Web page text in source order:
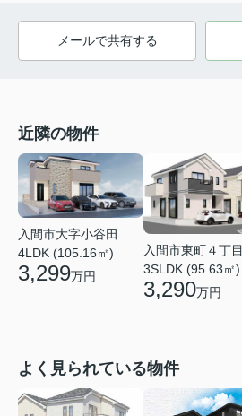
メールで共有する
近隣の物件
入間市大字小谷田
4LDK (105.16㎡)
3,299万円
入間市東町４丁目
3SLDK (95.63㎡)
3,290万円
よく見られている物件